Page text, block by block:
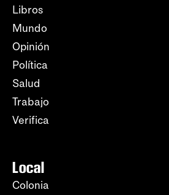
Libros
Mundo
Opinión
Política
Salud
Trabajo
Verifica
Local
Colonia